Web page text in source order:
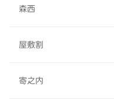
森西
屋敷割
寄之内